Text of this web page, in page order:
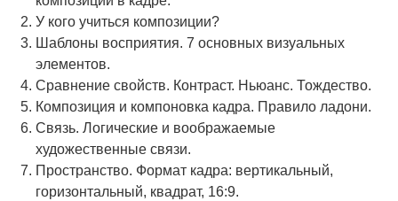
У кого учиться композиции?
Шаблоны восприятия. 7 основных визуальных
элементов.
Сравнение свойств. Контраст. Ньюанс. Тождество.
Композиция и компоновка кадра. Правило ладони.
Связь. Логические и воображаемые
художественные связи.
Пространство. Формат кадра: вертикальный,
горизонтальный, квадрат, 16:9.